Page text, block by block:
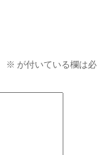
※ が付いている欄は必